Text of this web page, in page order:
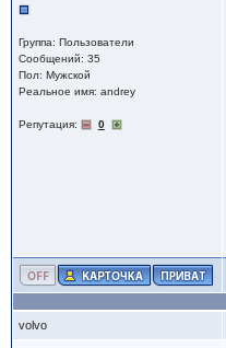
Группа: Пользователи
Сообщений: 35
Пол: Мужской
Реальное имя: andrey
Репутация: 0
volvo